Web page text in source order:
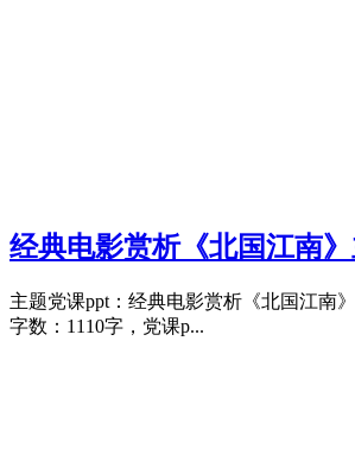
经典电影赏析《北国江南
主题党课ppt：经典电影赏析《北国江南
字数：1110字，党课p...